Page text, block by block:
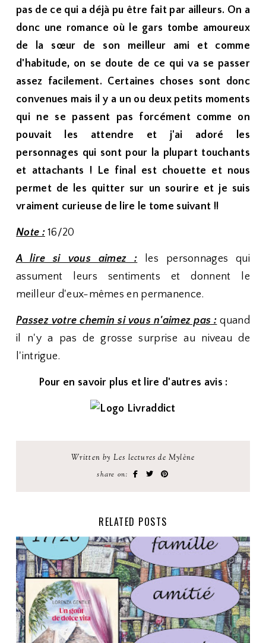
pas de ce qui a déjà pu être fait par ailleurs. On a
donc une romance où le gars tombe amoureux
de la sœur de son meilleur ami et comme
d'habitude, on se doute de ce qui va se passer
assez facilement. Certaines choses sont donc
convenues mais il y a un ou deux petits moments
qui ne se passent pas forcément comme on
pouvait les attendre et j'ai adoré les
personnages qui sont pour la plupart touchants
et attachants ! Le final est chouette et nous
permet de les quitter sur un sourire et je suis
vraiment curieuse de lire le tome suivant !!
Note :16/20
A lire si vous aimez : les personnages qui
assument leurs sentiments et donnent le
meilleur d'eux-mêmes en permanence.
Passez votre chemin si vous n'aimez pas : quand
il n'y a pas de grosse surprise au niveau de
l'intrigue.
Pour en savoir plus et lire d'autres avis :
Written by Les lectures de Mylène
share on:
RELATED POSTS